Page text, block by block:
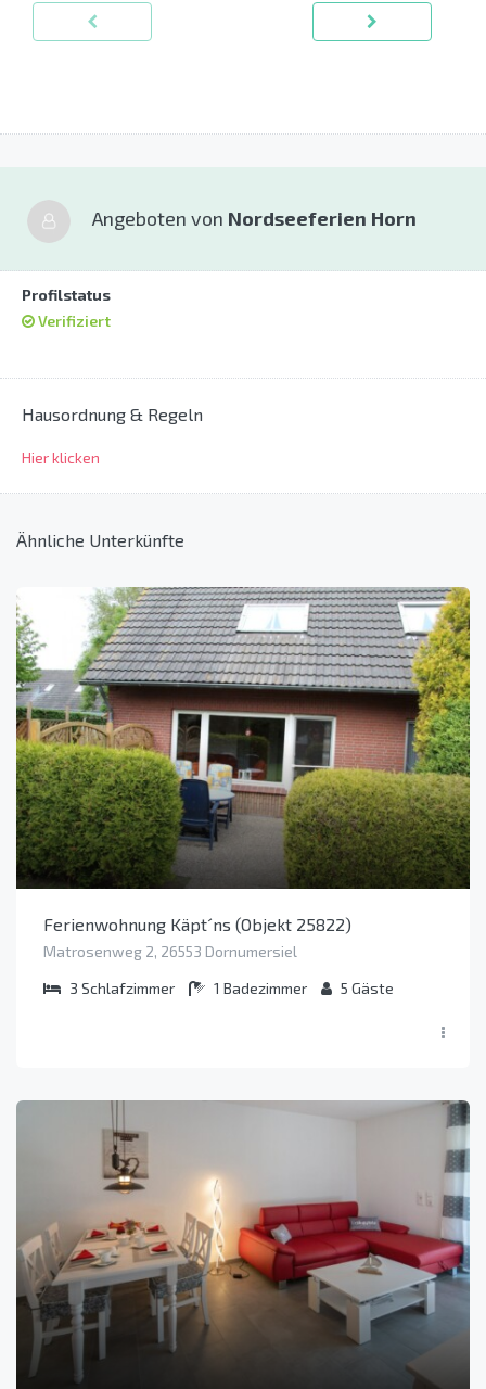
Angeboten von Nordseeferien Horn
Profilstatus
Verifiziert
Hausordnung & Regeln
Hier klicken
Ähnliche Unterkünfte
Ferienwohnung Käpt´ns (Objekt 25822)
Matrosenweg 2, 26553 Dornumersiel
3 Schlafzimmer 1 Badezimmer 5 Gäste